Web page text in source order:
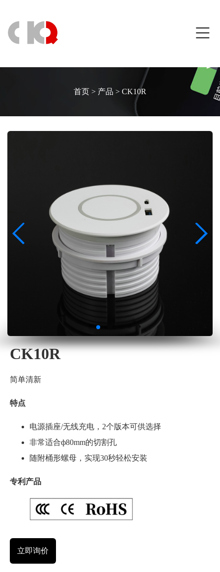
首页 > 产品 > CK10R
CK10R
简单清新
特点
电源插座/无线充电，2个版本可供选择
非常适合ф80mm的切割孔
随附桶形螺母，实现30秒轻松安装
专利产品
立即询价